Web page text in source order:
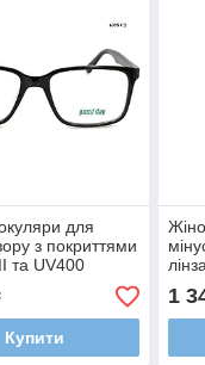
для
з покриттями
та UV400
лінзи - Корея
Купити
1